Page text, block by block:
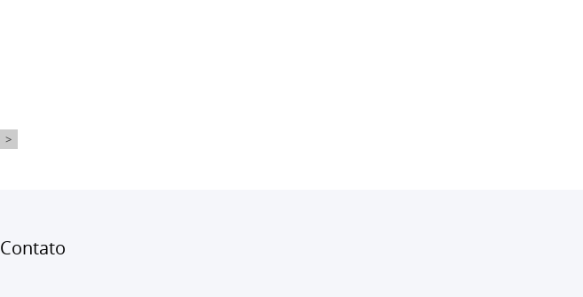
>
Contato